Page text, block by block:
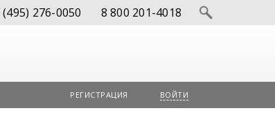
(495) 276-0050 8 800 201-4018
РЕГИСТРАЦИЯ ВОЙТИ